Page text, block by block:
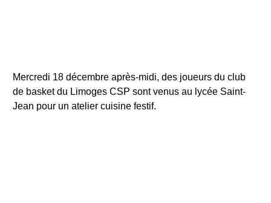
Mercredi 18 décembre après-midi, des joueurs du club
de basket du Limoges CSP sont venus au lycée Saint-
Jean pour un atelier cuisine festif.